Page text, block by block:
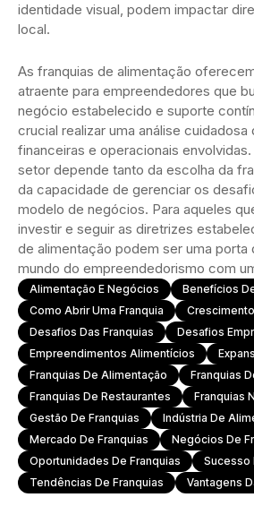
identidade visual, podem impactar
local.
As franquias de alimentação
atraente para empreendedores que
negócio estabelecido e suporte
crucial realizar uma análise
financeiras e operacionais
setor depende tanto da escolha da
da capacidade de gerenciar os
modelo de negócios. Para aqueles
investir e seguir as diretrizes
de alimentação podem ser uma porta
mundo do empreendedorismo com
Alimentação E Negócios
Benefícios
Como Abrir Uma Franquia
Desafios Das Franquias
Desafios
Empreendimentos Alimentícios
Franquias De Alimentação
Franquias
Franquias De Restaurantes
Franquias
Gestão De Franquias
Indústria De
Mercado De Franquias
Negócios De
Oportunidades De Franquias
Sucesso
Tendências De Franquias
Vantagens